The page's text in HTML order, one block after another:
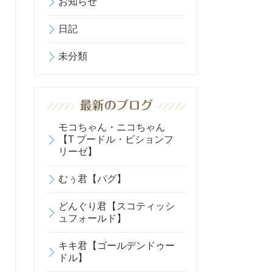
日記
未分類
モコちゃん・ニコちゃん
【T プードル・ビションフ
リーゼ】
むぅ君【パグ】
どんぐり君【スコティッシ
ュフォールド】
キキ君【ゴールデンドゥー
ドル】